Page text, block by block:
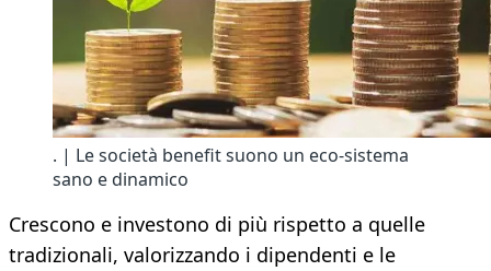
. | Le società benefit suono un eco-sistema
sano e dinamico
Crescono e investono di più rispetto a quelle
tradizionali, valorizzando i dipendenti e le